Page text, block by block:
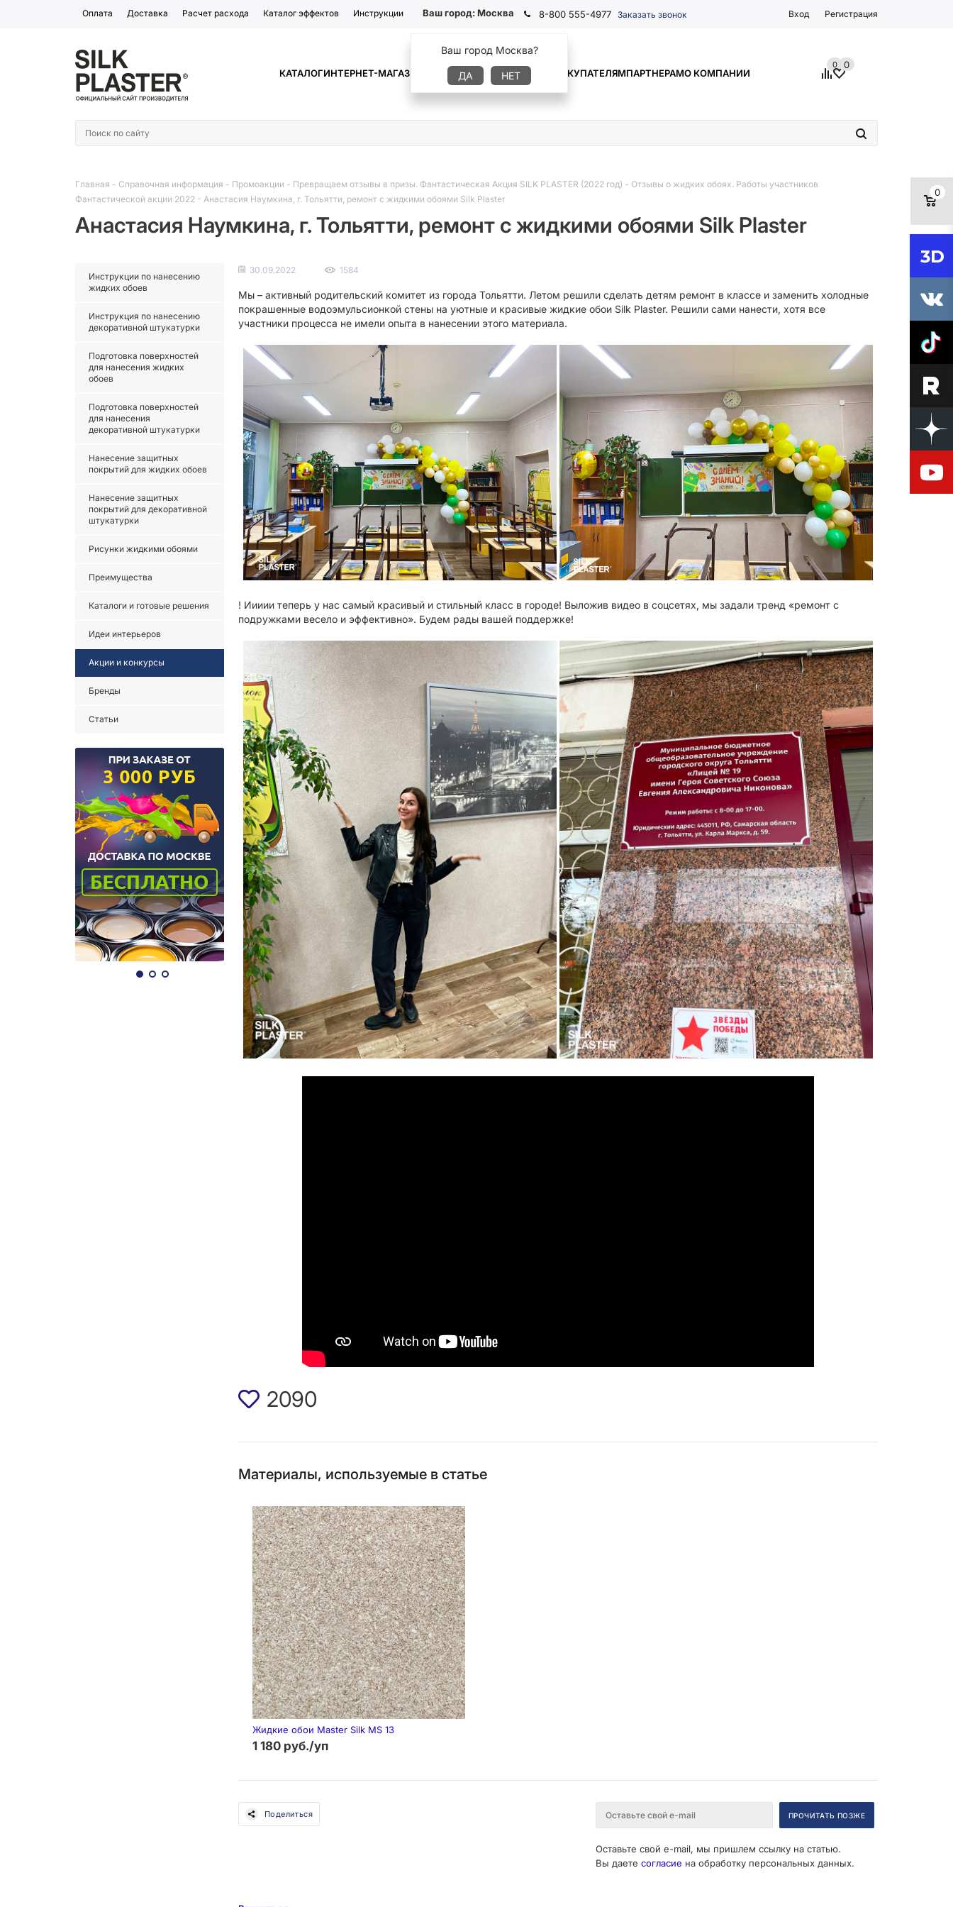
Оплата Доставка Расчет расхода Каталог эффектов Инструкции Ваш город:Москва
Ваш город Москва?
ДА НЕТ
8-800 555-4977 Заказать звонок Вход Регистрация
КАТАЛОГИНТЕРНЕТ-МАГАЗИН ГДЕ КУПИТЬ ИНФОРМАЦИЯ ПОКУПАТЕЛЯМПАРТНЕРАМО КОМПАНИИ
0 0
0
Главная - Справочная информация - Промоакции - Превращаем отзывы в призы. Фантастическая Акция SILK PLASTER (2022 год) - Отзывы о жидких обоях. Работы участников
Фантастической акции 2022 - Анастасия Наумкина, г. Тольятти, ремонт с жидкими обоями Silk Plaster
Анастасия Наумкина, г. Тольятти, ремонт с жидкими обоями Silk Plaster
Инструкции по нанесению
жидких обоев
Инструкция по нанесению
декоративной штукатурки
Подготовка поверхностей
для нанесения жидких
обоев
Подготовка поверхностей
для нанесения
декоративной штукатурки
Нанесение защитных
покрытий для жидких обоев
Нанесение защитных
покрытий для декоративной
штукатурки
Рисунки жидкими обоями
Преимущества
Каталоги и готовые решения
Идеи интерьеров
Акции и конкурсы
Бренды
Статьи
30.09.2022 1584
Мы – активный родительский комитет из города Тольятти. Летом решили сделать детям ремонт в классе и заменить холодные
покрашенные водоэмульсионкой стены на уютные и красивые жидкие обои Silk Plaster. Решили сами нанести, хотя все
участники процесса не имели опыта в нанесении этого материала.
! Иииии теперь у нас самый красивый и стильный класс в городе! Выложив видео в соцсетях, мы задали тренд «ремонт с
подружками весело и эффективно». Будем рады вашей поддержке!
2090
Материалы, используемые в статье
Жидкие обои Master Silk MS 13
1 180 руб./уп
Поделиться
Оставьте свой e-mail, мы пришлем ссылку на статью.
Вы даете согласие на обработку персональных данных.